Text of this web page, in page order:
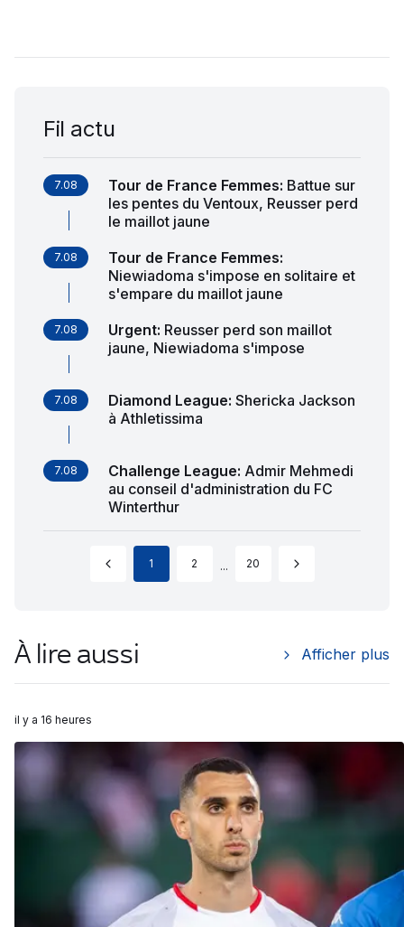
Fil actu
7.08 Tour de France Femmes: Battue sur
les pentes du Ventoux, Reusser perd
le maillot jaune
7.08 Tour de France Femmes:
Niewiadoma s'impose en solitaire et
s'empare du maillot jaune
7.08 Urgent: Reusser perd son maillot
jaune, Niewiadoma s'impose
7.08 Diamond League: Shericka Jackson
à Athletissima
7.08 Challenge League: Admir Mehmedi
au conseil d'administration du FC
Winterthur
1 2 ... 20
À lire aussi Afficher plus
il y a 16 heures